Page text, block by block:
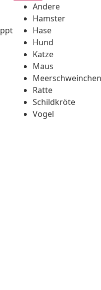
Andere
Hamster
Hase
Hund
Katze
Maus
Meerschweinchen
Ratte
Schildkröte
Vogel